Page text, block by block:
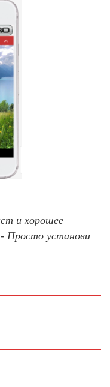
и хорошее
Просто установи